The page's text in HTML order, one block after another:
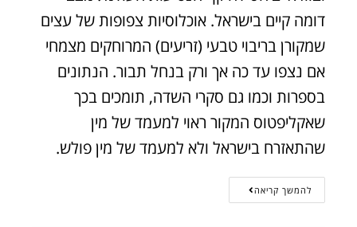
דומה קיים בישראל. אוכלוסיות צפופות של עצים
שמקורן בריבוי טבעי (זריעים) המרוחקים מצמחי
אם נצפו עד כה אך ורק בנחל תבור. הנתונים
בספרות וכמו גם סקרי השדה, תומכים בכך
שאקליפטוס המקור ראוי למעמד של מין
שהתאזרח בישראל ולא למעמד של מין פולש.
להמשך קריאה